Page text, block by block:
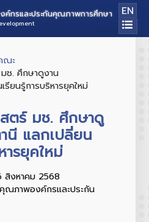
รและประกันคุณภาพการศึกษา EN
ณะ
ช. ศึกษาดูงาน
ยนรู้การบริหารยุคใหม่
ตร์ มช. ศึกษาดู
นี แลกเปลี่ยน
ารยุคใหม่
สิงหาคม 2568
ภาพองค์กรและประกัน